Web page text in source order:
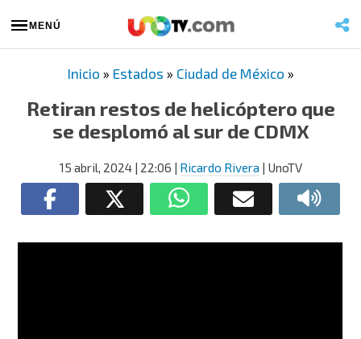
MENÚ
Inicio » Estados » Ciudad de México »
Retiran restos de helicóptero que
se desplomó al sur de CDMX
15 abril, 2024| 22:06 | Ricardo Rivera | UnoTV